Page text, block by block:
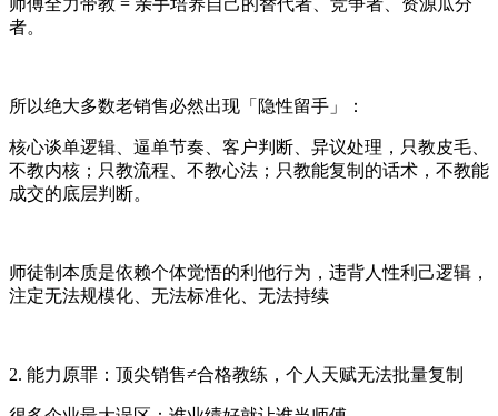
者。
所以绝大多数老销售必然出现「隐性留手」：
核心谈单逻辑、逼单节奏、客户判断、异议处理，只教皮毛、
不教内核；只教流程、不教心法；只教能复制的话术，不教能
成交的底层判断。
师徒制本质是依赖个体觉悟的利他行为，违背人性利己逻辑，
注定无法规模化、无法标准化、无法持续
2. 能力原罪：顶尖销售≠合格教练，个人天赋无法批量复制